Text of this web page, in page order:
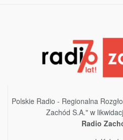
Polskie Radio - Regionalna
Zachód S.A." w
Radio